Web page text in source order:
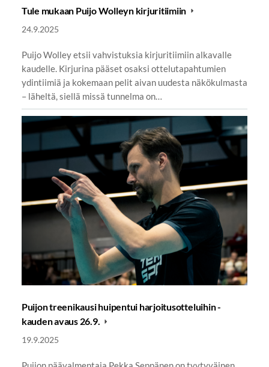
Tule mukaan Puijo Wolleyn kirjuritiimiin
24.9.2025
Puijo Wolley etsii vahvistuksia kirjuritiimiin alkavalle
kaudelle. Kirjurina pääset osaksi ottelutapahtumien
ydintiimiä ja kokemaan pelit aivan uudesta näkökulmasta
– läheltä, siellä missä tunnelma on…
Puijon treenikausi huipentui harjoitusotteluihin -
kauden avaus 26.9.
19.9.2025